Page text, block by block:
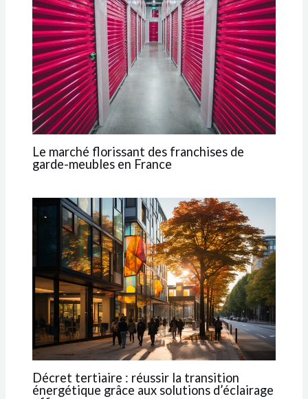
Le marché florissant des franchises de
garde-meubles en France
Décret tertiaire : réussir la transition
énergétique grâce aux solutions d’éclairage